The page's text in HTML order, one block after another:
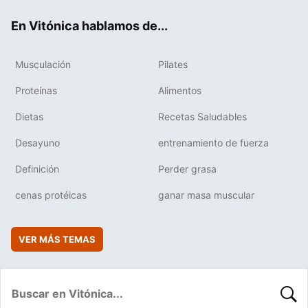
En Vitónica hablamos de...
Musculación Pilates
Proteínas Alimentos
Dietas Recetas Saludables
Desayuno entrenamiento de fuerza
Definición Perder grasa
cenas protéicas ganar masa muscular
VER MÁS TEMAS